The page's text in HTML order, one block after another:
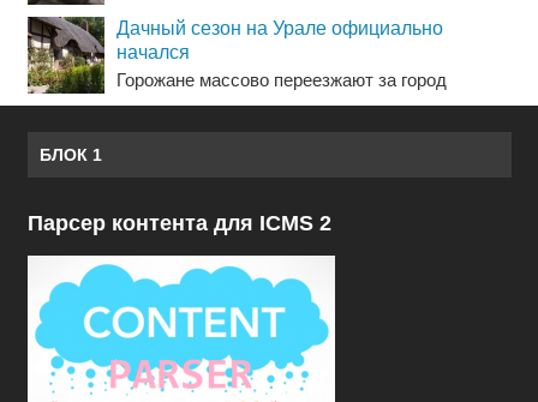
Дачный сезон на Урале официально
начался
Горожане массово переезжают за город
БЛОК 1
Парсер контента для ICMS 2